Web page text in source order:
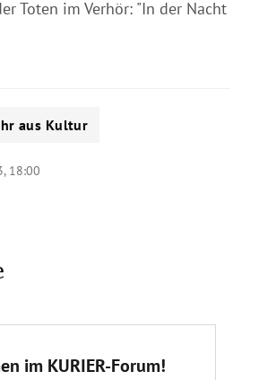
Toten im Verhör: "In der Nacht
aus Kultur
18:00